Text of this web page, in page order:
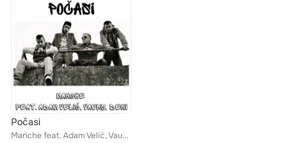
Počasi
Manche feat. Adam Velić, Vauks, Deni